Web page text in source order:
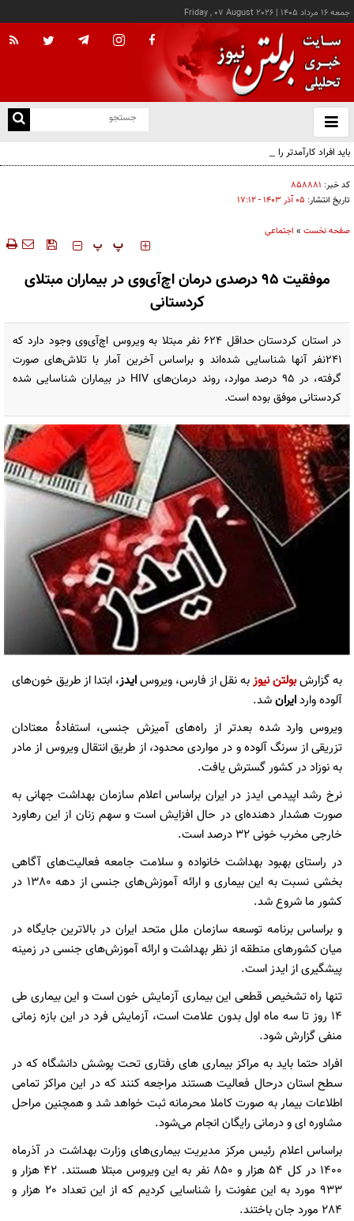
جمعه ۱۶ مرداد ۱۴۰۵ |
Friday , 07 August 2026
باز
و
باید افراد کارآمدتر را به کار گرفت/ کاری می کنیم در معیشت مردم مشکلی پیش نیاید
کد خبر: ۸۵۸۸۸۱
تاریخ انتشار: ۰۵ آذر ۱۴۰۳ - ۱۷:۱۲
صفحه نخست » اجتماعی
‍‍‍ پ پ
موفقیت ۹۵ درصدی درمان اچ‌آی‌وی در بیماران مبتلای
کردستانی
در استان کردستان حداقل 624 نفر مبتلا به ویروس اچ‌آی‌وی وجود دارد که
241نفر آنها شناسایی شده‌اند و براساس آخرین آمار با تلاش‌های صورت
گرفته، در 95 درصد موارد، روند درمان‌های HIV در بیماران شناسایی شده
کردستانی موفق بوده است.
به گزارشبولتن نیوزبه نقل از فارس، ویروسایدز، ابتدا از طریق خون‌های
آلوده واردایرانشد.
ویروس وارد شده بعدتر از راه‌های آمیزش جنسی، استفادهٔ معتادان
تزریقی از سرنگ آلوده و در مواردی محدود، از طریق انتقال ویروس از مادر
به نوزاد در کشور گسترش یافت.
نرخ رشد اپیدمی ایدز در ایران براساس اعلام سازمان بهداشت جهانی به
صورت هشدار دهنده‌ای در حال افزایش است و سهم زنان از این رهاورد
خارجی مخرب خونی 32 درصد است.
در راستای بهبود بهداشت خانواده و سلامت جامعه فعالیت‌های آگاهی
بخشی نسبت به این بیماری و ارائه آموزش‌های جنسی از دهه 1380 در
کشور ما شروع شد.
و براساس برنامه توسعه سازمان ملل متحد ایران در بالاترین جایگاه در
میان کشورهای منطقه از نظر بهداشت و ارائه آموزش‌های جنسی در زمینه
پیشگیری از ایدز است.
تنها راه تشخیص قطعی این بیماری آزمایش خون است و این بیماری طی
14 روز تا سه ماه اول بدون علامت است، آزمایش فرد در این بازه زمانی
منفی گزارش شود.
افراد حتما باید به مراکز بیماری های رفتاری تحت پوشش دانشگاه که در
سطح استان درحال فعالیت هستند مراجعه کنند که در این مراکز تمامی
اطلاعات بیمار به صورت کاملا محرمانه ثبت خواهد شد و همچنین مراحل
مشاوره ای و درمانی رایگان انجام می‌شود.
براساس اعلام رئیس مرکز مدیریت بیماری‌های وزارت بهداشت در آذرماه
۱۴۰۰ در کل 54 هزار و 850 نفر به این ویروس مبتلا هستند. 42 هزار و
933 مورد به این عفونت را شناسایی کردیم که از این تعداد 20 هزار و
284 مورد جان باختند.